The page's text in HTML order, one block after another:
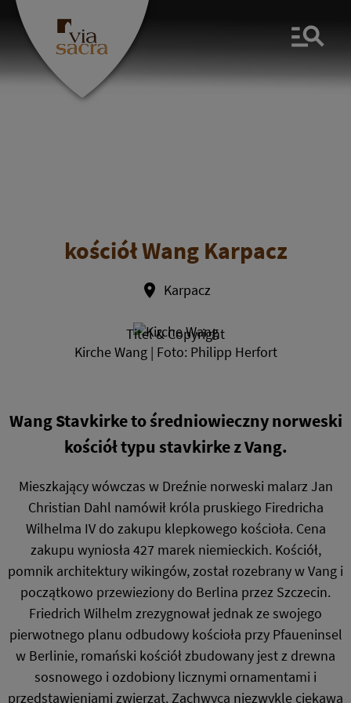
kościół Wang Karpacz
Karpacz
Titel & Copyright
Kirche Wang | Foto: Philipp Herfort
Wang Stavkirke to średniowieczny norweski
kościół typu stavkirke z Vang.
Mieszkający wówczas w Dreźnie norweski malarz Jan
Christian Dahl namówił króla pruskiego Firedricha
Wilhelma IV do zakupu klepkowego kościoła. Cena
zakupu wyniosła 427 marek niemieckich. Kościół,
pomnik architektury wikingów, został rozebrany w Vang i
początkowo przewieziony do Berlina przez Szczecin.
Friedrich Wilhelm zrezygnował jednak ze swojego
pierwotnego planu odbudowy kościoła przy Pfaueninsel
w Berlinie, romański kościół zbudowany jest z drewna
sosnowego i ozdobiony licznymi ornamentami i
przedstawieniami zwierząt. Zachwyca niezwykle ciekawą